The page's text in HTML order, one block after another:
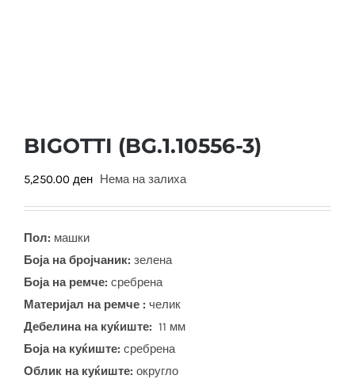
BIGOTTI (BG.1.10556-3)
5,250.00 ден Нема на залиха
Пол: машки
Боја на бројчаник: зелена
Боја на ремче: сребрена
Материјал на ремче : челик
Дебелина на куќиште: 11 мм
Боја на куќиште: сребрена
Облик на куќиште: округло